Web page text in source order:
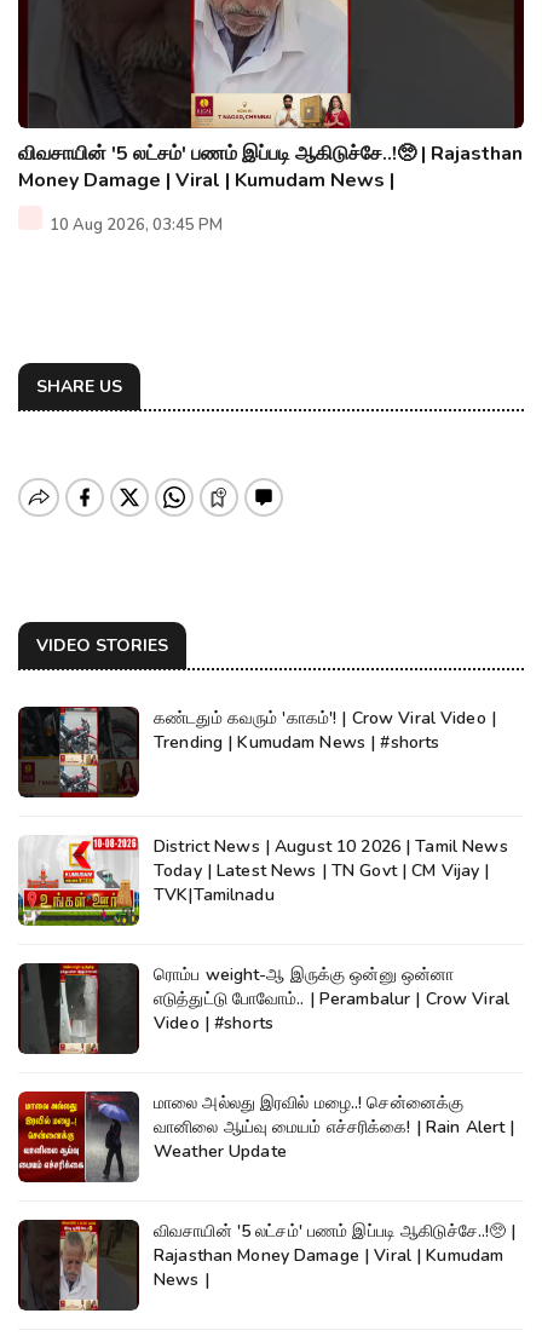
விவசாயின் '5 லட்சம்' பணம் இப்படி ஆகிடுச்சே..!🥺 | Rajasthan
Money Damage | Viral | Kumudam News |
10 Aug 2026, 03:45 PM
SHARE US
VIDEO STORIES
கண்டதும் கவரும் 'காகம்'! | Crow Viral Video |
Trending | Kumudam News | #shorts
District News | August 10 2026 | Tamil News
Today | Latest News | TN Govt | CM Vijay |
TVK|Tamilnadu
ரொம்ப weight-ஆ இருக்கு ஒன்னு ஒன்னா
எடுத்துட்டு போவோம்.. | Perambalur | Crow Viral
Video | #shorts
மாலை அல்லது இரவில் மழை..! சென்னைக்கு
வானிலை ஆய்வு மையம் எச்சரிக்கை! | Rain Alert |
Weather Update
விவசாயின் '5 லட்சம்' பணம் இப்படி ஆகிடுச்சே..!🥺 |
Rajasthan Money Damage | Viral | Kumudam
News |